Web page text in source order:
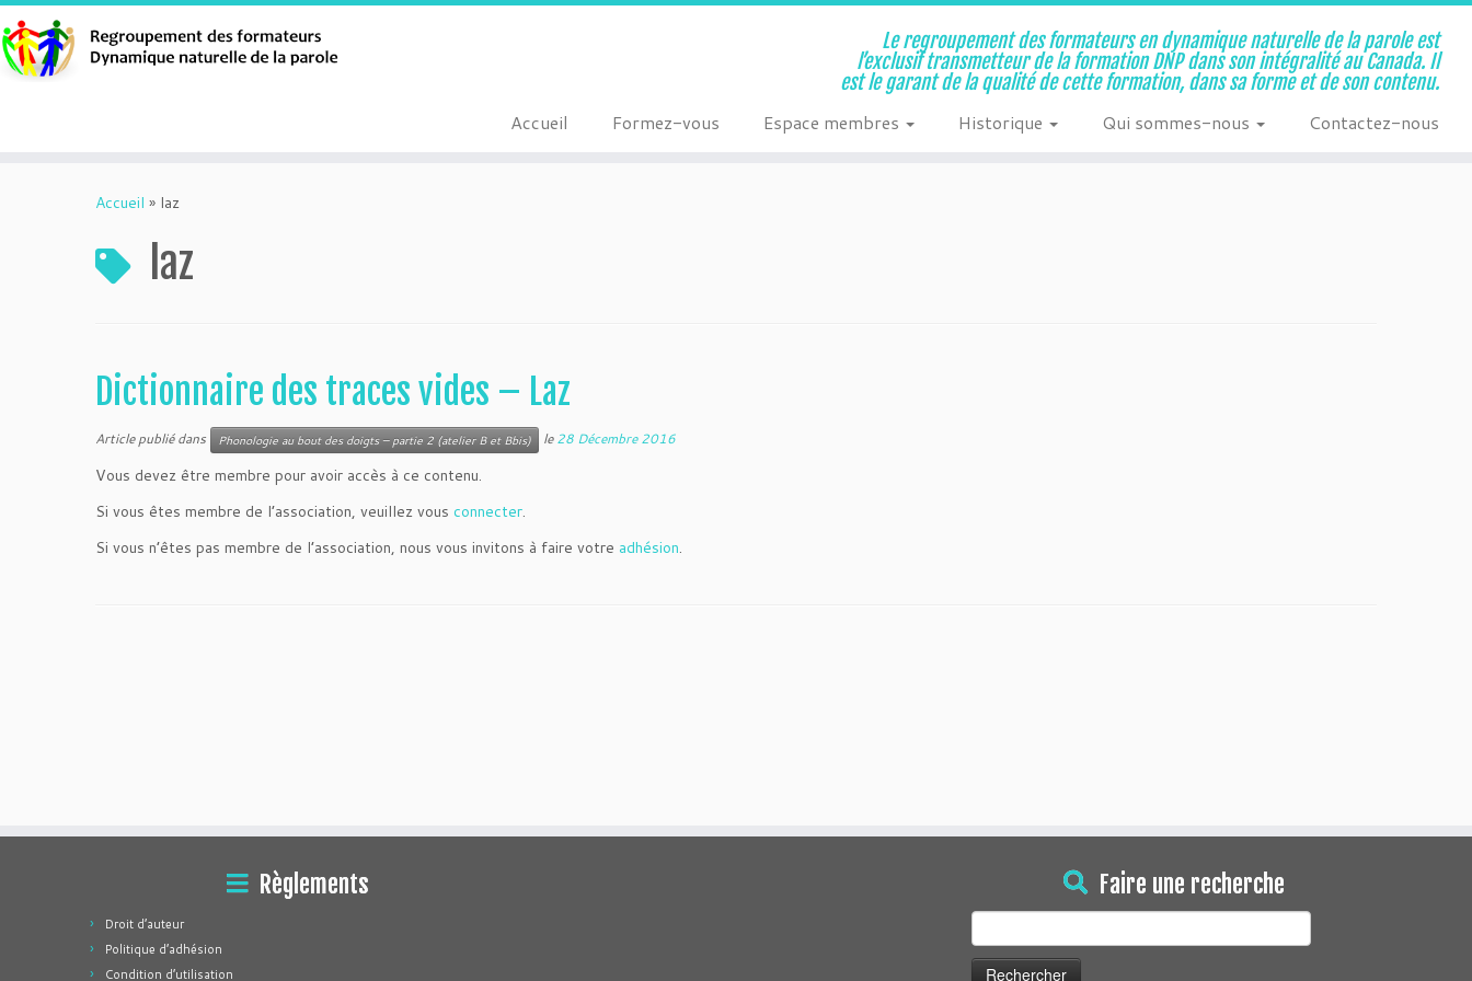
Le regroupement des formateurs en dynamique naturelle de la parole est
l’exclusif transmetteur de la formation DNP dans son intégralité au Canada. Il
est le garant de la qualité de cette formation, dans sa forme et de son contenu.
Accueil Formez-vous Espace membres Historique Qui sommes-nous Contactez-nous
Accueil » laz
laz
Dictionnaire des traces vides – Laz
Article publié dans Phonologie au bout des doigts – partie 2 (atelier B et Bbis) le28 Décembre 2016
Vous devez être membre pour avoir accès à ce contenu.
Si vous êtes membre de l’association, veuillez vous connecter.
Si vous n’êtes pas membre de l’association, nous vous invitons à faire votre adhésion.
Règlements
Droit d’auteur
Politique d’adhésion
Condition d’utilisation
Faire une recherche